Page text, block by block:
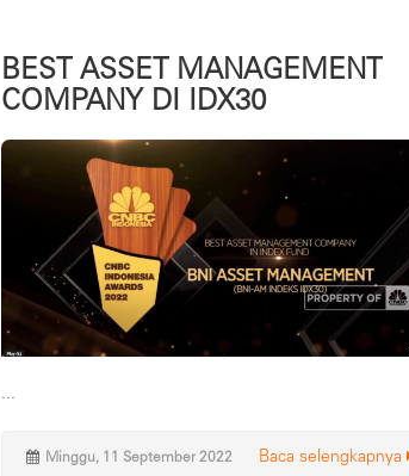
BEST ASSET MANAGEMENT
COMPANY DI IDX30
...
Minggu, 11 September 2022 Baca selengkapnya